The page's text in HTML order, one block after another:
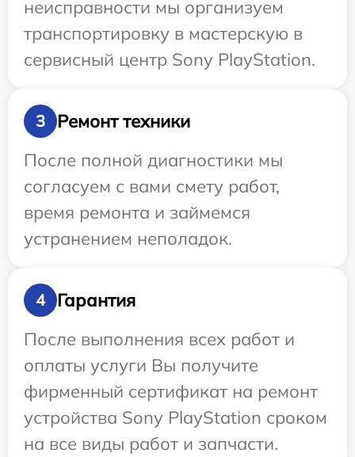
неисправности мы организуем
транспортировку в мастерскую в
сервисный центр Sony PlayStation.
3
Ремонт техники
После полной диагностики мы
согласуем с вами смету работ,
время ремонта и займемся
устранением неполадок.
4
Гарантия
После выполнения всех работ и
оплаты услуги Вы получите
фирменный сертификат на ремонт
устройства Sony PlayStation сроком
на все виды работ и запчасти.